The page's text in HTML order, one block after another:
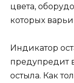
цвета,
которых
Индикатор
предупредит
остыла. Как